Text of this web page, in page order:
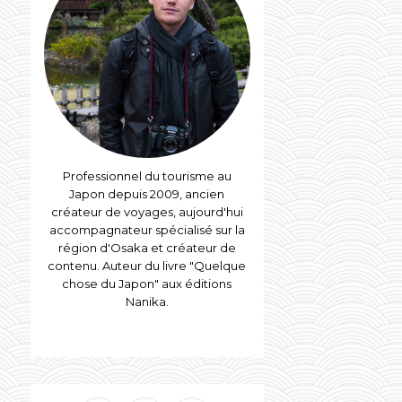
Professionnel du tourisme au
Japon depuis 2009, ancien
créateur de voyages, aujourd'hui
accompagnateur spécialisé sur la
région d'Osaka et créateur de
contenu. Auteur du livre "Quelque
chose du Japon" aux éditions
Nanika.